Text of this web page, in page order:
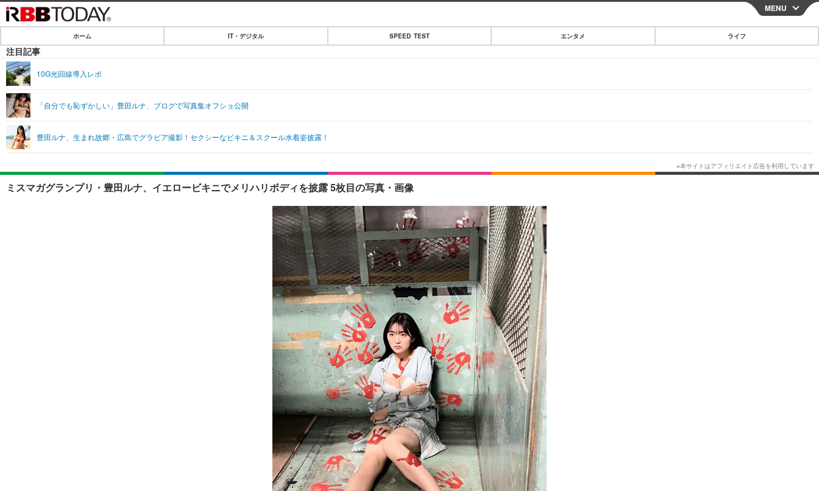
CLOSE
IT・デジタル
ショッピング
SPEED TEST
エンタメ
エンタメTOP
音楽
ライフ
ライフTOP グルメ
ペット
リリース一覧
MENU
ホーム IT・デジタル SPEED TEST エンタメ ライフ
注目記事
10G光回線導入レポ
「自分でも恥ずかしい」豊田ルナ、ブログで写真集オフショ公開
豊田ルナ、生まれ故郷・広島でグラビア撮影！セクシーなビキニ＆スクール水着姿披露！
ミスマガグランプリ・豊田ルナ、イエロービキニでメリハリボディを披露 5枚目の写真・画像